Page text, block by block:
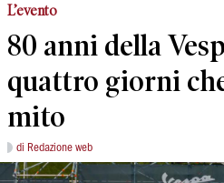
L’evento
80 anni della
quattro giorni
mito
di Redazione web